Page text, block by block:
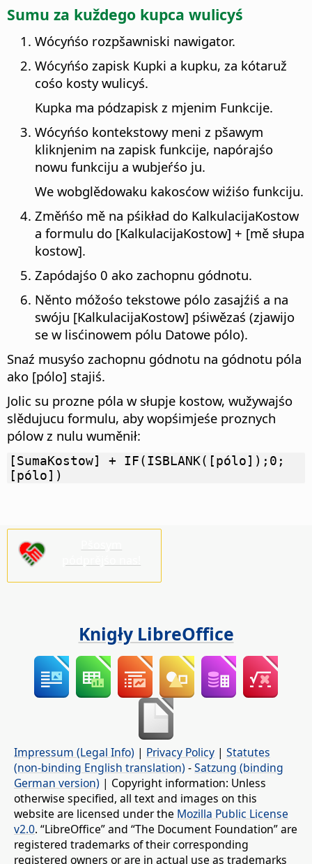
Sumu za kuždego kupca wulicyś
Wócyńśo rozpšawniski nawigator.
Wócyńśo zapisk Kupki a kupku, za kótaruž
cośo kosty wulicyś.
Kupka ma pódzapisk z mjenim Funkcije.
Wócyńśo kontekstowy meni z pšawym
kliknjenim na zapisk funkcije, napórajśo
nowu funkciju a wubjeŕśo ju.
We wobglědowaku kakosćow wiźiśo funkciju.
Změńśo mě na pśikład do KalkulacijaKostow
a formulu do [KalkulacijaKostow] + [mě słupa
kostow].
Zapódajśo 0 ako zachopnu gódnotu.
Něnto móžośo tekstowe pólo zasajźiś a na
swóju [KalkulacijaKostow] pśiwězaś (zjawijo
se w lisćinowem pólu Datowe pólo).
Snaź musyśo zachopnu gódnotu na gódnotu póla
ako [pólo] stajiś.
Jolic su prozne póla w słupje kostow, wužywajśo
slědujucu formulu, aby wopśimjeśe proznych
pólow z nulu wuměnił:
[SumaKostow] + IF(ISBLANK([pólo]);0;
[pólo])
Knigły LibreOffice
Impressum (Legal Info) | Privacy Policy | Statutes
(non-binding English translation) -Satzung (binding
German version) | Copyright information: Unless
otherwise specified, all text and images on this
website are licensed under the Mozilla Public License
v2.0. “LibreOffice” and “The Document Foundation” are
registered trademarks of their corresponding
registered owners or are in actual use as trademarks